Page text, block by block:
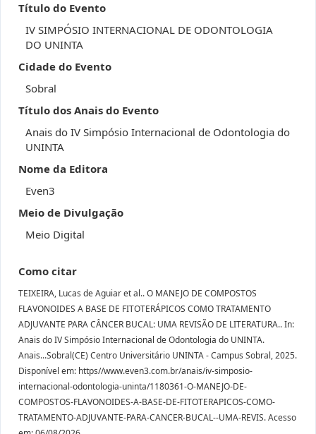
Título do Evento
IV SIMPÓSIO INTERNACIONAL DE ODONTOLOGIA
DO UNINTA
Cidade do Evento
Sobral
Título dos Anais do Evento
Anais do IV Simpósio Internacional de Odontologia do
UNINTA
Nome da Editora
Even3
Meio de Divulgação
Meio Digital
Como citar
TEIXEIRA, Lucas de Aguiar et al.. O MANEJO DE COMPOSTOS
FLAVONOIDES A BASE DE FITOTERÁPICOS COMO TRATAMENTO
ADJUVANTE PARA CÂNCER BUCAL: UMA REVISÃO DE LITERATURA.. In:
Anais do IV Simpósio Internacional de Odontologia do UNINTA.
Anais...Sobral(CE) Centro Universitário UNINTA - Campus Sobral, 2025.
Disponível em: https//www.even3.com.br/anais/iv-simposio-
internacional-odontologia-uninta/1180361-O-MANEJO-DE-
COMPOSTOS-FLAVONOIDES-A-BASE-DE-FITOTERAPICOS-COMO-
TRATAMENTO-ADJUVANTE-PARA-CANCER-BUCAL--UMA-REVIS. Acesso